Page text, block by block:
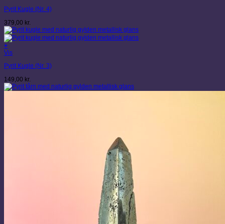
Pyrit Kugle (Nr. 4)
379,00 kr.
+
Vis
Pyrit Kugle (Nr. 3)
149,00 kr.